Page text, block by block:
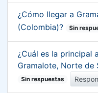
¿Cómo llegar a
(Colombia)?
Sin
¿Cuál es la principal
Gramalote, Norte de
Sin respuestas